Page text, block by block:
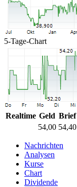
5-Tage-Chart
Realtime Geld Brief
54,00 54,40
Nachrichten
Analysen
Kurse
Chart
Dividende